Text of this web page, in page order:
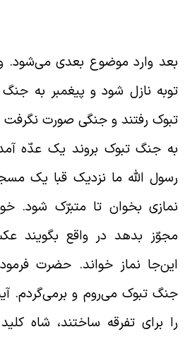
وارد موضوع بعدی می‌شود.
نازل شود و پیغمبر به
رفتند و جنگی صورت نگرفت و
جنگ تبوک بروند یک عدّه آمدند
الله ما نزدیک قبا یک
بخوان تا متبرّک شود.
بدهد در واقع بگویند
نماز خواند. حضرت
تبوک می‌روم و برمی‌گردم.
برای تفرقه ساختند، شاه